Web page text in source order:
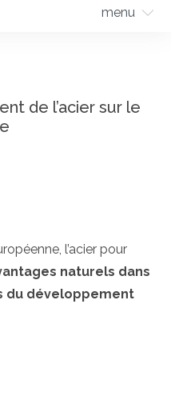
menu
de l’acier sur le
l’acier pour
naturels dans
du développement